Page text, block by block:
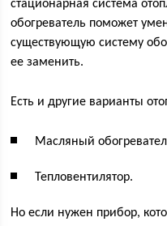
стационарная система
обогреватель поможет
существующую систему
ее заменить.
Есть и другие варианты
Масляный
Тепловентилятор.
Но если нужен прибор,